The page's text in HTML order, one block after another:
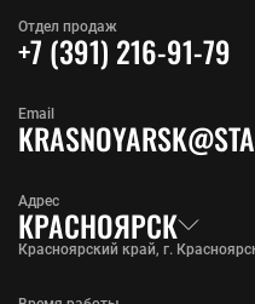
Отдел продаж
+7 (391) 216-91-79
Адрес
КРАСНОЯРСК
Красноярский край, г.
Email